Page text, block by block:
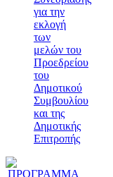
για την
εκλογή
των
μελών του
Προεδρείου
του
Δημοτικού
Συμβουλίου
και της
Δημοτικής
Επιτροπής